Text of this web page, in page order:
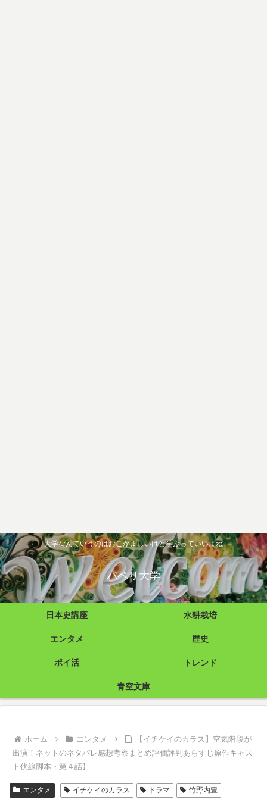
大学なんていうのはおこがましいけど学ぶっていいよね
パペリ大学
日本史講座 水耕栽培
エンタメ 歴史
ポイ活 トレンド
青空文庫
ホーム エンタメ
【イチケイのカラス】空気階段が
出演！ネットのネタバレ感想考察まとめ評価評判あらすじ原作キャス
ト伏線脚本・第４話】
エンタメ イチケイのカラス ドラマ
竹野内豊